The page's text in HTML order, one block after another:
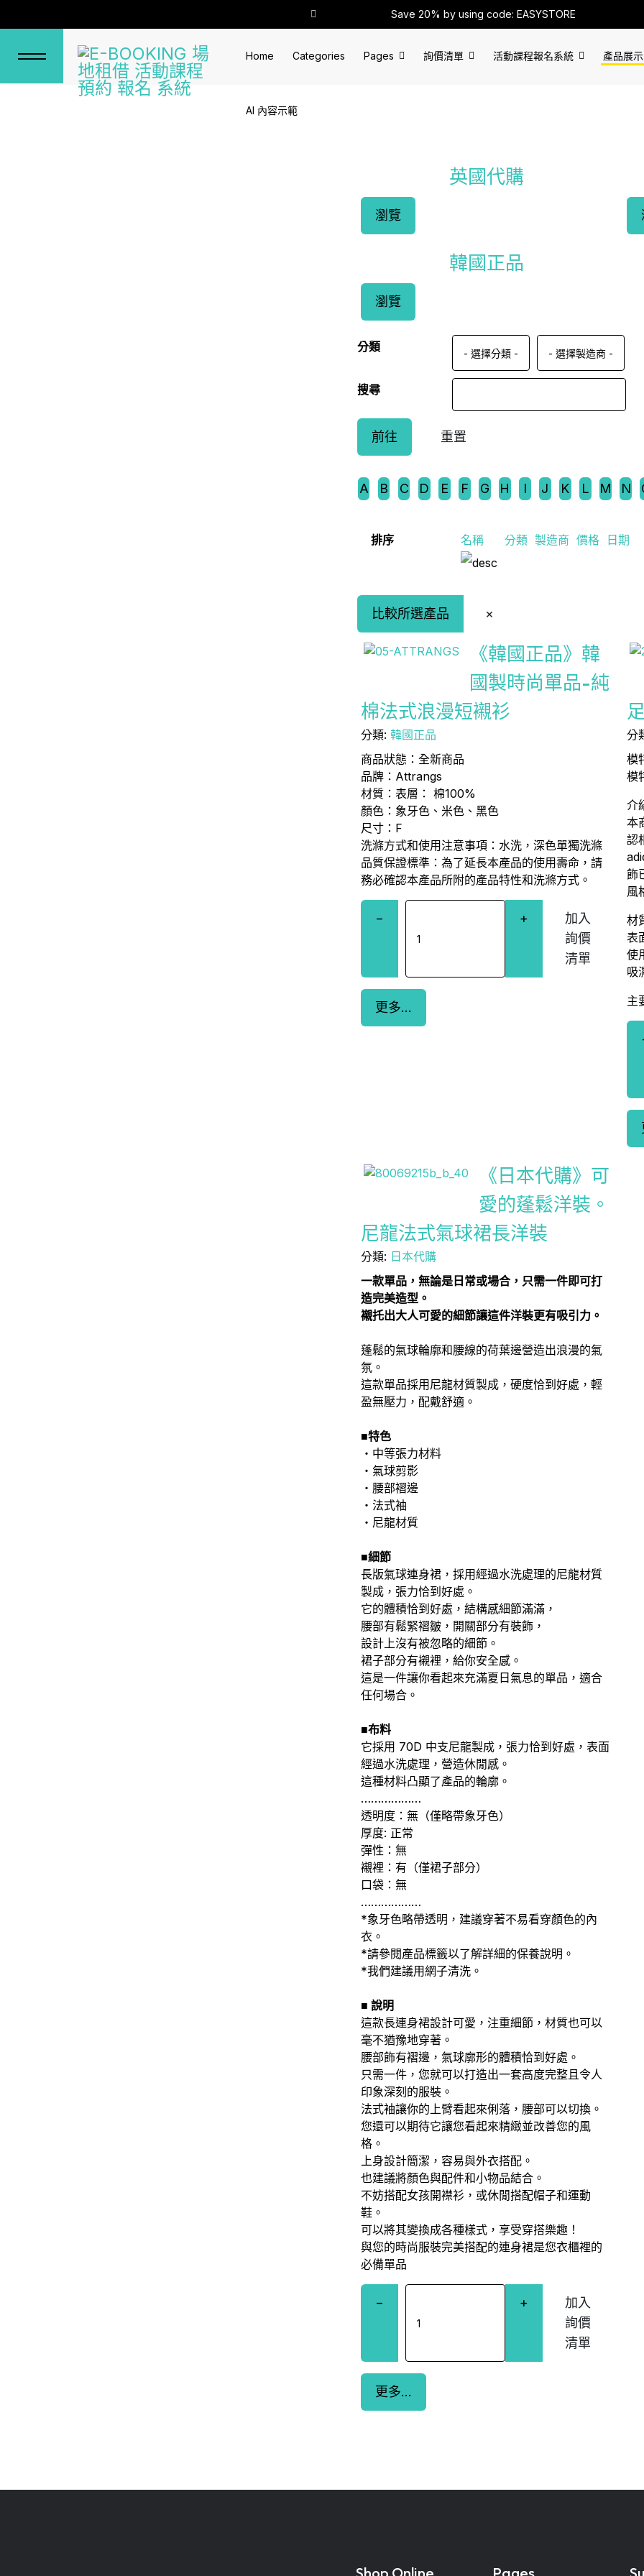
Save 20% by using code: EASYSTORE
Home Categories Pages 詢價清單 活動課程報名系統 產品展
AI 內容示範
英國代購
瀏覽
韓國正品
瀏覽
分類
搜尋
A B C D E F G H I J K L M N
排序 名稱 分類 製造商 價格 日期
比較所選產品 ×
《韓國正品》韓
國製時尚單品-純
棉法式浪漫短襯衫
分類: 韓國正品
商品狀態：全新商品
品牌：Attrangs
材質：表層： 棉100%
顏色：象牙色、米色、黑色
尺寸：F
洗滌方式和使用注意事項：水洗，深色單獨洗滌
品質保證標準：為了延長本產品的使用壽命，請
務必確認本產品所附的產品特性和洗滌方式。
− +
更多...
分
模
模
介
本
認
飾
風
材
表
使
吸
主
《日本代購》可
愛的蓬鬆洋裝。
尼龍法式氣球裙長洋裝
分類: 日本代購
一款單品，無論是日常或場合，只需一件即可打
造完美造型。
襯托出大人可愛的細節讓這件洋裝更有吸引力。
蓬鬆的氣球輪廓和腰線的荷葉邊營造出浪漫的氣
氛。
這款單品採用尼龍材質製成，硬度恰到好處，輕
盈無壓力，配戴舒適。
■特色
・中等張力材料
・氣球剪影
・腰部褶邊
・法式袖
・尼龍材質
■細節
長版氣球連身裙，採用經過水洗處理的尼龍材質
製成，張力恰到好處。
它的體積恰到好處，結構感細節滿滿，
腰部有鬆緊褶皺，開關部分有裝飾，
設計上沒有被忽略的細節。
裙子部分有襯裡，給你安全感。
這是一件讓你看起來充滿夏日氣息的單品，適合
任何場合。
■布料
它採用 70D 中支尼龍製成，張力恰到好處，表面
經過水洗處理，營造休閒感。
這種材料凸顯了產品的輪廓。
………………
透明度：無（僅略帶象牙色）
厚度: 正常
彈性：無
襯裡：有（僅裙子部分）
口袋：無
………………
*象牙色略帶透明，建議穿著不易看穿顏色的內
衣。
*請參閱產品標籤以了解詳細的保養說明。
*我們建議用網子清洗。
■ 說明
這款長連身裙設計可愛，注重細節，材質也可以
毫不猶豫地穿著。
腰部飾有褶邊，氣球廓形的體積恰到好處。
只需一件，您就可以打造出一套高度完整且令人
印象深刻的服裝。
法式袖讓你的上臂看起來俐落，腰部可以切換。
您還可以期待它讓您看起來精緻並改善您的風
格。
上身設計簡潔，容易與外衣搭配。
也建議將顏色與配件和小物品結合。
不妨搭配女孩開襟衫，或休閒搭配帽子和運動
鞋。
可以將其變換成各種樣式，享受穿搭樂趣！
與您的時尚服裝完美搭配的連身裙是您衣櫃裡的
必備單品
− +
更多...